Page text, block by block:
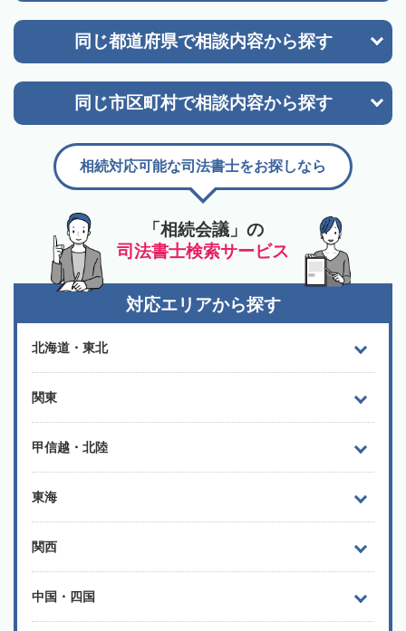
同じ都道府県で相談内容から探す
同じ市区町村で相談内容から探す
「相続会議」の
司法書士検索サービス
相続対応可能な司法書士をお探しなら
対応エリアから探す
北海道・東北
関東
甲信越・北陸
東海
関西
中国・四国